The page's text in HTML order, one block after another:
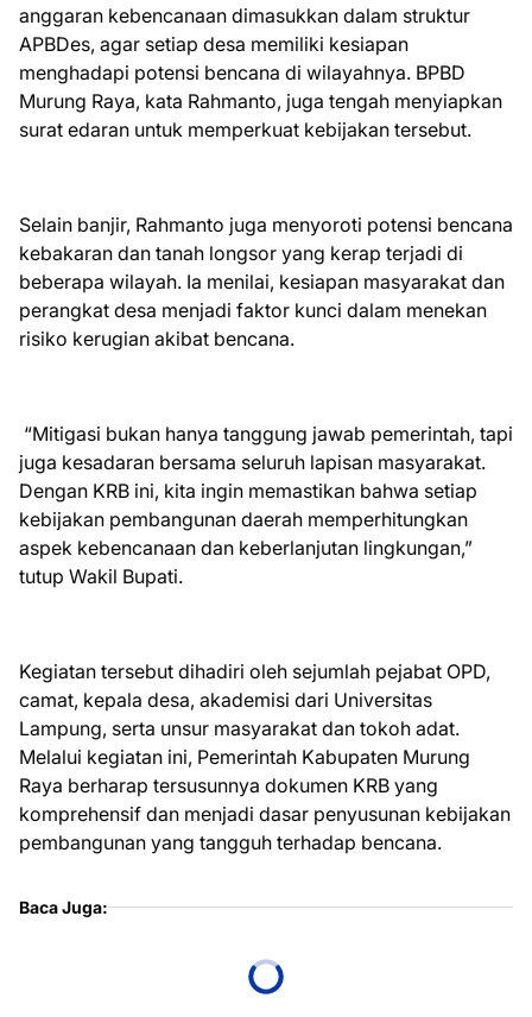
anggaran kebencanaan dimasukkan dalam struktur
APBDes, agar setiap desa memiliki kesiapan
menghadapi potensi bencana di wilayahnya. BPBD
Murung Raya, kata Rahmanto, juga tengah menyiapkan
surat edaran untuk memperkuat kebijakan tersebut.
Selain banjir, Rahmanto juga menyoroti potensi bencana
kebakaran dan tanah longsor yang kerap terjadi di
beberapa wilayah. Ia menilai, kesiapan masyarakat dan
perangkat desa menjadi faktor kunci dalam menekan
risiko kerugian akibat bencana.
“Mitigasi bukan hanya tanggung jawab pemerintah, tapi
juga kesadaran bersama seluruh lapisan masyarakat.
Dengan KRB ini, kita ingin memastikan bahwa setiap
kebijakan pembangunan daerah memperhitungkan
aspek kebencanaan dan keberlanjutan lingkungan,”
tutup Wakil Bupati.
Kegiatan tersebut dihadiri oleh sejumlah pejabat OPD,
camat, kepala desa, akademisi dari Universitas
Lampung, serta unsur masyarakat dan tokoh adat.
Melalui kegiatan ini, Pemerintah Kabupaten Murung
Raya berharap tersusunnya dokumen KRB yang
komprehensif dan menjadi dasar penyusunan kebijakan
pembangunan yang tangguh terhadap bencana.
Baca Juga: